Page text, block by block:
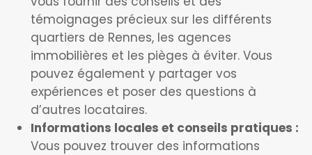
témoignages précieux sur les différents
quartiers de Rennes, les agences
immobilières et les pièges à éviter. Vous
pouvez également y partager vos
expériences et poser des questions à
d’autres locataires.
Informations locales et conseils pratiques :
Vous pouvez trouver des informations